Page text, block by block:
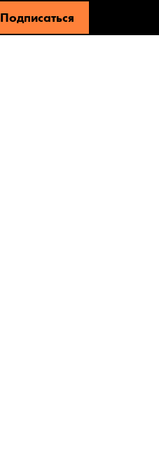
Подписаться